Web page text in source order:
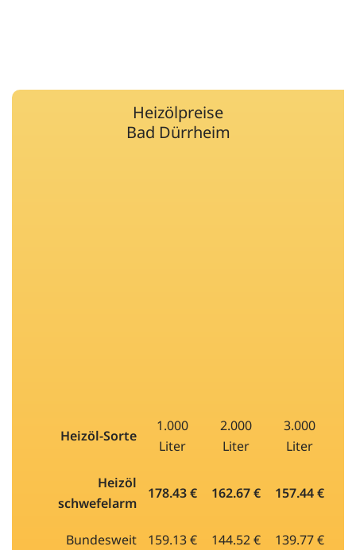
Heizölpreise
Bad Dürrheim
Heizöl-Sorte
1.000
Liter
2.000
Liter
3.000
Liter
Heizöl
schwefelarm
178.43 € 162.67 € 157.44 €
Bundesweit 159.13 € 144.52 € 139.77 €